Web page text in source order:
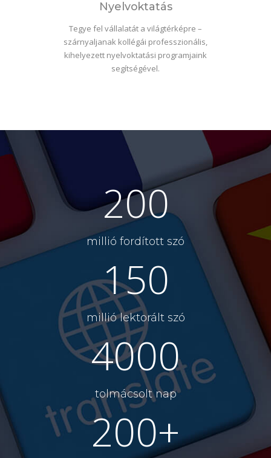
Nyelvoktatás
Tegye fel vállalatát a világtérképre –
szárnyaljanak kollégái professzionális,
kihelyezett nyelvoktatási programjaink
segítségével.
200
millió fordított szó
150
millió lektorált szó
4000
tolmácsolt nap
200+